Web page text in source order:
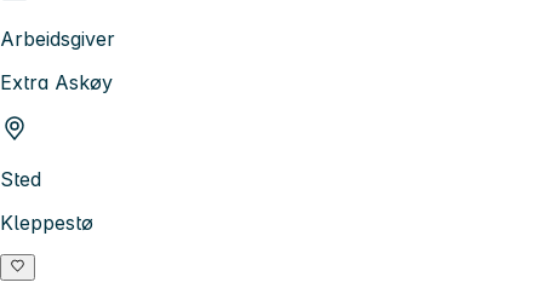
Arbeidsgiver
Extra Askøy
Sted
Kleppestø